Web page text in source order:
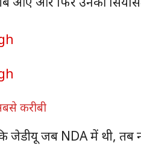
करीबी
जेडीयू जब NDA में थी, तब